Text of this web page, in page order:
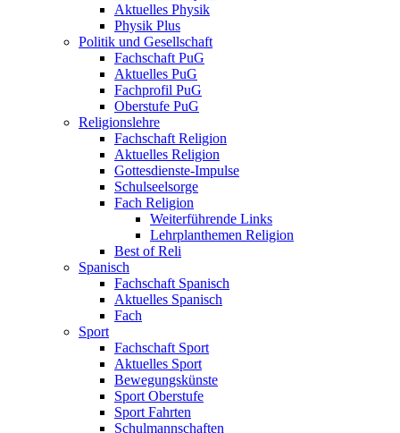
Aktuelles Physik
Physik Plus
Politik und Gesellschaft
Fachschaft PuG
Aktuelles PuG
Fachprofil PuG
Oberstufe PuG
Religionslehre
Fachschaft Religion
Aktuelles Religion
Gottesdienste-Impulse
Schulseelsorge
Fach Religion
Weiterführende Links
Lehrplanthemen Religion
Best of Reli
Spanisch
Fachschaft Spanisch
Aktuelles Spanisch
Fach
Sport
Fachschaft Sport
Aktuelles Sport
Bewegungskünste
Sport Oberstufe
Sport Fahrten
Schulmannschaften